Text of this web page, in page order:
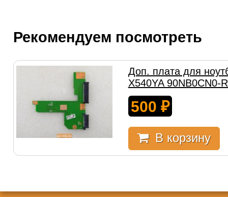
Рекомендуем посмотреть
Доп. плата для
X540YA 90NB0CN0-
500 ₽
В корзину